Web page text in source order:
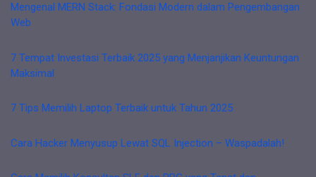
Mengenal MERN Stack: Fondasi Modern dalam Pengembangan
Web
7 Tempat Investasi Terbaik 2025 yang Menjanjikan Keuntungan
Maksimal
7 Tips Memilih Laptop Terbaik untuk Tahun 2025
Cara Hacker Menyusup Lewat SQL Injection – Waspadalah!